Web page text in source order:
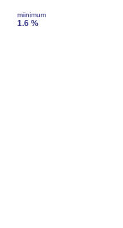
miinimum
1.6 %